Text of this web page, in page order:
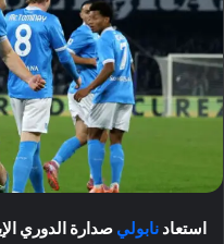
استعاد نابولي